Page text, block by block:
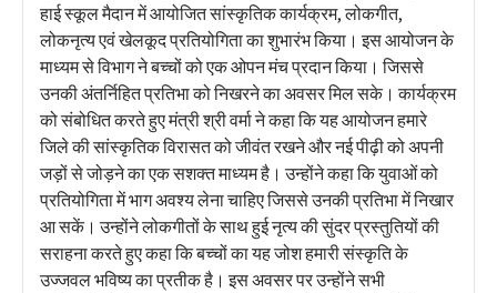
हाई स्कूल मैदान में आयोजित सांस्कृतिक कार्यक्रम, लोकगीत,
लोकनृत्य एवं खेलकूद प्रतियोगिता का शुभारंभ किया। इस आयोजन के
माध्यम से विभाग ने बच्चों को एक ओपन मंच प्रदान किया। जिससे
उनकी अंतर्निहित प्रतिभा को निखरने का अवसर मिल सके। कार्यक्रम
को संबोधित करते हुए मंत्री श्री वर्मा ने कहा कि यह आयोजन हमारे
जिले की सांस्कृतिक विरासत को जीवंत रखने और नई पीढ़ी को अपनी
जड़ों से जोड़ने का एक सशक्त माध्यम है। उन्होंने कहा कि युवाओं को
प्रतियोगिता में भाग अवश्य लेना चाहिए जिससे उनकी प्रतिभा में निखार
आ सकें। उन्होंने लोकगीतों के साथ हुई नृत्य की सुंदर प्रस्तुतियों की
सराहना करते हुए कहा कि बच्चों का यह जोश हमारी संस्कृति के
उज्जवल भविष्य का प्रतीक है। इस अवसर पर उन्होंने सभी